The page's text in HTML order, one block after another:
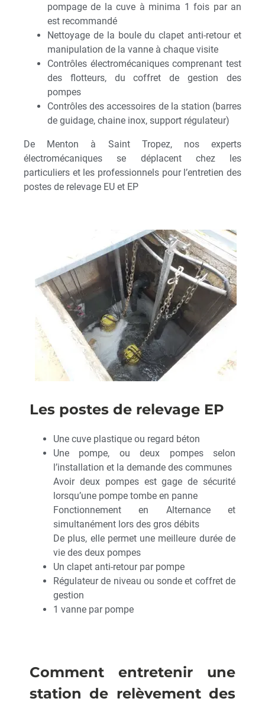
pompage de la cuve à minima 1 fois par an
est recommandé
Nettoyage de la boule du clapet anti-retour et
manipulation de la vanne à chaque visite
Contrôles électromécaniques comprenant test
des flotteurs, du coffret de gestion des
pompes
Contrôles des accessoires de la station (barres
de guidage, chaine inox, support régulateur)
De Menton à Saint Tropez, nos experts
électromécaniques se déplacent chez les
particuliers et les professionnels pour l’entretien des
postes de relevage EU et EP
Les postes de relevage EP
Une cuve plastique ou regard béton
Une pompe, ou deux pompes selon
l’installation et la demande des communes
Avoir deux pompes est gage de sécurité
lorsqu’une pompe tombe en panne
Fonctionnement en Alternance et
simultanément lors des gros débits
De plus, elle permet une meilleure durée de
vie des deux pompes
Un clapet anti-retour par pompe
Régulateur de niveau ou sonde et coffret de
gestion
1 vanne par pompe
Comment entretenir une
station de relèvement des